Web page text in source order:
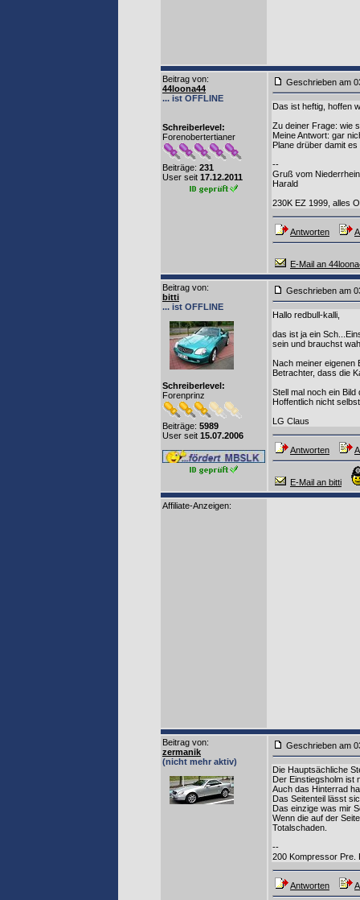
Beitrag von:
44loona44
... ist OFFLINE
Schreiberlevel:
Forenobertertianer
Beiträge: 231
User seit 17.12.2011
Geschrieben am
Das ist heftig, hoffen
Zu deiner Frage: wie
Meine Antwort: gar
Plane drüber damit
--
Gruß vom Niederrhein
Harald
230K EZ 1999, alles
Antworten
E-Mail an
Beitrag von:
bitti
... ist OFFLINE
Schreiberlevel:
Forenprinz
Beiträge: 5989
User seit 15.07.2006
Geschrieben am
Hallo redbull-kalli,
das ist ja ein
sein und brauchst
Nach meiner eigenen
Betrachter, dass die
Stell mal noch ein
Hoffentlich nicht
LG Claus
Antworten
E-Mail an bitti
Affiliate-Anzeigen:
Beitrag von:
zermanik
(nicht mehr aktiv)
Geschrieben am
Die Hauptsächliche
Der Einstiegsholm ist
Auch das Hinterrad
Das Seitenteil lässt
Das einzige was mir
Wenn die auf der
Totalschaden.
--
200 Kompressor Pre.
Antworten